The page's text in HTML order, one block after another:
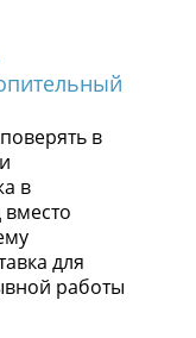
в
в
для
работы